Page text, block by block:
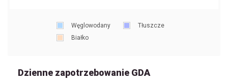
Węglowodany
Tłuszcze
Białko
Dzienne zapotrzebowanie GDA